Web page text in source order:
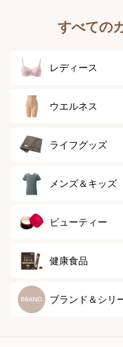
すべての
レディース
ブラジャー
ボディースーツ
ランジェリー
イツ
ウエルネス
健康サポート
スポーツ
ライフグッズ
アウター
グッズ
メンズ＆キッズ
メンズトップ
メンズソックス
ビューティー
スキンケア
スペシャルケア
健康食品
健康食品
ブランド＆シリ